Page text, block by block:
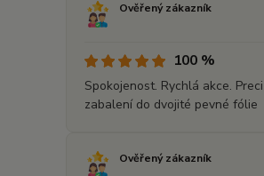
Ověřený zákazník
100 %
Spokojenost. Rychlá akce.
zabalení do dvojité pevné fólie
Ověřený zákazník